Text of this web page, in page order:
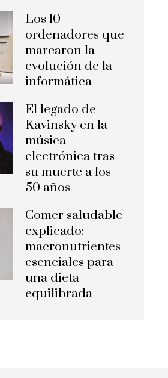
Los 10
ordenadores que
marcaron la
evolución de la
informática
El legado de
Kavinsky en la
música
electrónica tras
su muerte a los
50 años
Comer saludable
explicado:
macronutrientes
esenciales para
una dieta
equilibrada